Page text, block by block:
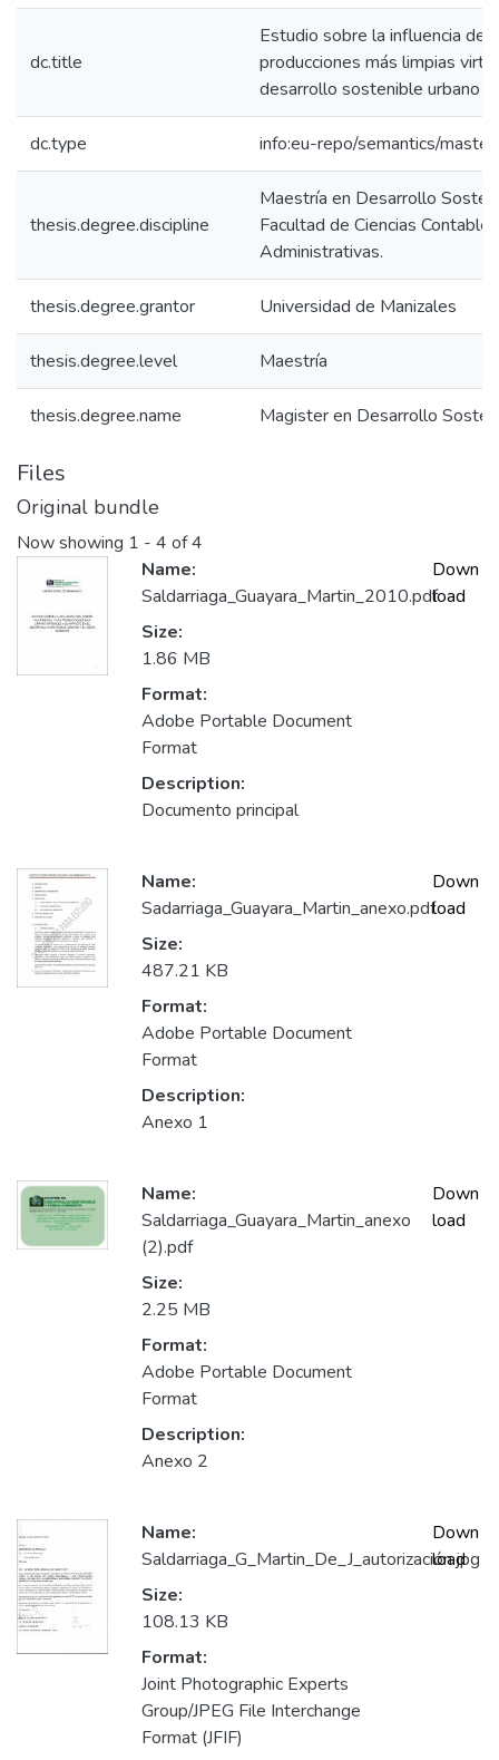
dc.title
Estudio sobre la influencia
producciones más limpias
desarrollo sostenible urbano
dc.type info:eu-repo/semantics/
thesis.degree.discipline
Maestría en Desarrollo
Facultad de Ciencias
Administrativas.
thesis.degree.grantor Universidad de Manizales
thesis.degree.level Maestría
thesis.degree.name Magister en Desarrollo
Files
Original bundle
Now showing 1 - 4 of 4
Name:
Saldarriaga_Guayara_Martin_2010.pdf
Size:
1.86 MB
Format:
Adobe Portable Document
Format
Description:
Documento principal
Down
load
Name:
Sadarriaga_Guayara_Martin_anexo.pdf
Size:
487.21 KB
Format:
Adobe Portable Document
Format
Description:
Anexo 1
Down
load
Name:
Saldarriaga_Guayara_Martin_anexo
(2).pdf
Size:
2.25 MB
Format:
Adobe Portable Document
Format
Description:
Anexo 2
Down
load
Name:
Saldarriaga_G_Martin_De_J_autorización.jpg
Size:
108.13 KB
Format:
Joint Photographic Experts
Group/JPEG File Interchange
Format (JFIF)
Down
load